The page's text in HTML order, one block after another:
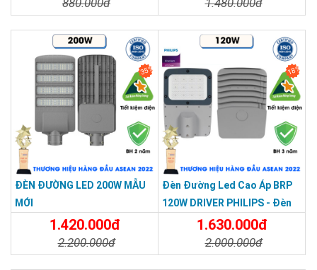
35%
ĐÈN ĐƯỜNG LED 200W MẪU
MỚI
1.420.000đ
2.200.000đ
18%
Đèn Đường Led Cao Áp BRP
120W DRIVER PHILIPS - Đèn
Đường Dùng Cho Công Trình,
Sân Bóng
1.630.000đ
2.000.000đ